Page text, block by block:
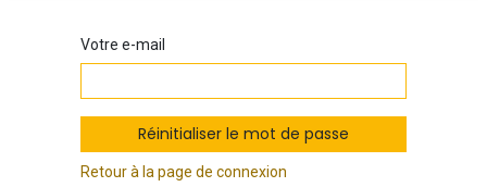
Votre e-mail
Réinitialiser le mot de passe
Retour à la page de connexion